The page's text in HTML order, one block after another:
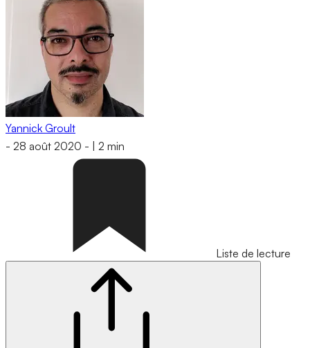
Yannick Groult
- 28 août 2020 - 2 min
Liste de lecture